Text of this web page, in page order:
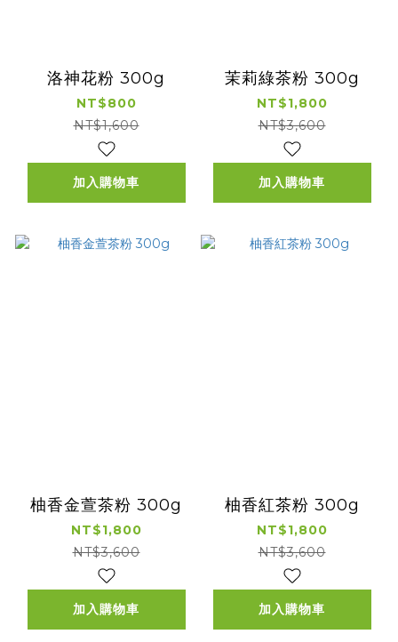
洛神花粉 300g
NT$800
NT$1,600
加入購物車
茉莉綠茶粉 300g
NT$1,800
NT$3,600
加入購物車
柚香金萱茶粉 300g
NT$1,800
NT$3,600
加入購物車
柚香紅茶粉 300g
NT$1,800
NT$3,600
加入購物車